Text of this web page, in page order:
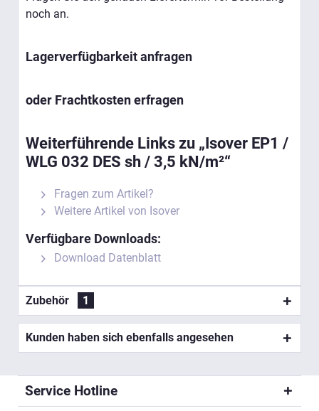
noch an.
Lagerverfügbarkeit anfragen
oder Frachtkosten erfragen
Weiterführende Links zu „Isover EP1 /
WLG 032 DES sh / 3,5 kN/m²“
Fragen zum Artikel?
Weitere Artikel von Isover
Verfügbare Downloads:
Download Datenblatt
Zubehör 1
Kunden haben sich ebenfalls angesehen
Service Hotline